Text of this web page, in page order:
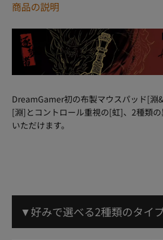
商品の説明
DreamGamer初の布製マウスパッド[淵
[淵]とコントロール重視の[虹]、2種類
いただけます。
▼好みで選べる2種類のタイプ